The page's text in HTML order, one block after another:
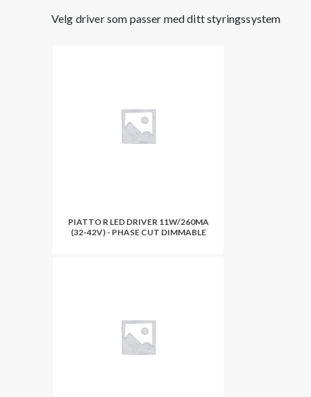
Velg driver som passer med ditt styringssystem
PIATTO R LED DRIVER 11W/260MA
(32-42V) - PHASE CUT DIMMABLE